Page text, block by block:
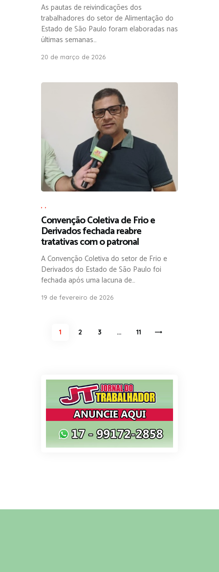
As pautas de reivindicações dos
trabalhadores do setor de Alimentação do
Estado de São Paulo foram elaboradas nas
últimas semanas…
20 de março de 2026
, ,
Convenção Coletiva de Frio e
Derivados fechada reabre
tratativas com o patronal
A Convenção Coletiva do setor de Frio e
Derivados do Estado de São Paulo foi
fechada após uma lacuna de…
19 de fevereiro de 2026
Navegação por posts
PAGE
1 PAGE
2 PAGE
3 … PAGE
11